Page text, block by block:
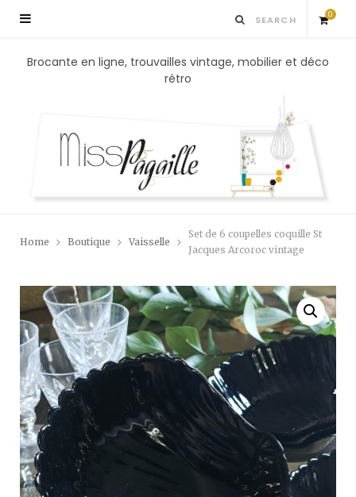
0
S
p
n
g
r
Brocante en ligne, trouvailles vintage, mobilier et déco
rétro
Home Boutique Vaisselle
Set de 6 coupelles coquille St
Jacques Arcoroc vintage